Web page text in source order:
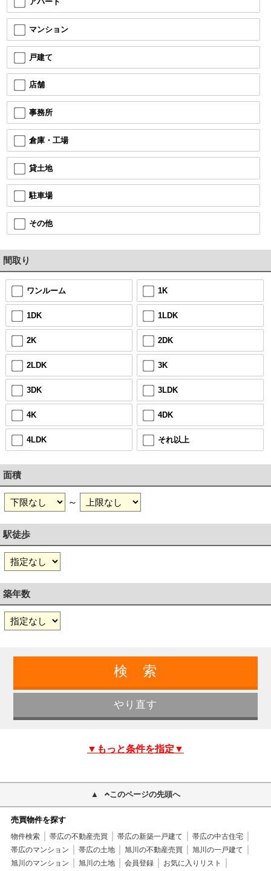
マンション
戸建て
店舗
事務所
倉庫・工場
貸土地
駐車場
その他
間取り
ワンルーム 1K
1DK 1LDK
2K 2DK
2LDK 3K
3DK 3LDK
4K 4DK
4LDK それ以上
面積
～
駅徒歩
築年数
▼もっと条件を指定▼
このページの先頭へ
売買物件を探す
物件検索 帯広の不動産売買 帯広の新築一戸建て
帯広の中古住宅
帯広のマンション
帯広の土地 旭川の不動産売買
旭川の一戸建て
旭川のマンション
旭川の土地 会員登録
お気に入りリスト